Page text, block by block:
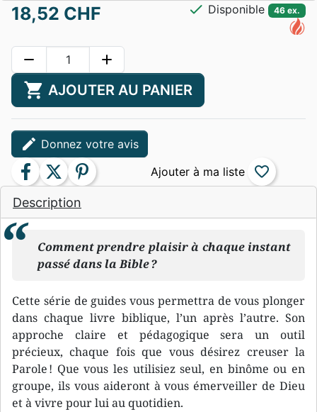
Description
Comment prendre plaisir à chaque instant
passé dans la Bible ?
Cette série de guides vous permettra de vous plonger
dans chaque livre biblique, l’un après l’autre. Son
approche claire et pédagogique sera un outil
précieux, chaque fois que vous désirez creuser la
Parole ! Que vous les utilisiez seul, en binôme ou en
groupe, ils vous aideront à vous émerveiller de Dieu
et à vivre pour lui au quotidien.
18,52 CHF check Disponible 46 ex.
remove add
shopping_cart AJOUTER AU PANIER
edit Donnez votre avis
facebook twitter pinterest favorite_border